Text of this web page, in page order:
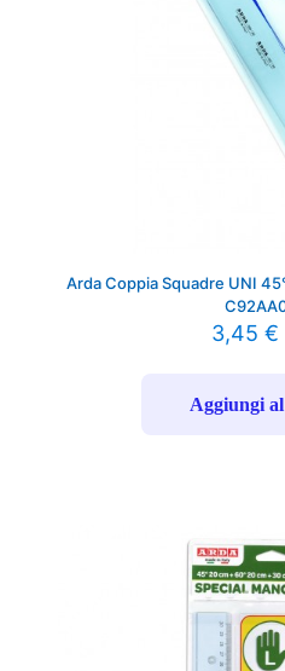
Arda Coppia Squadre UNI
3,45 €
Aggiungi